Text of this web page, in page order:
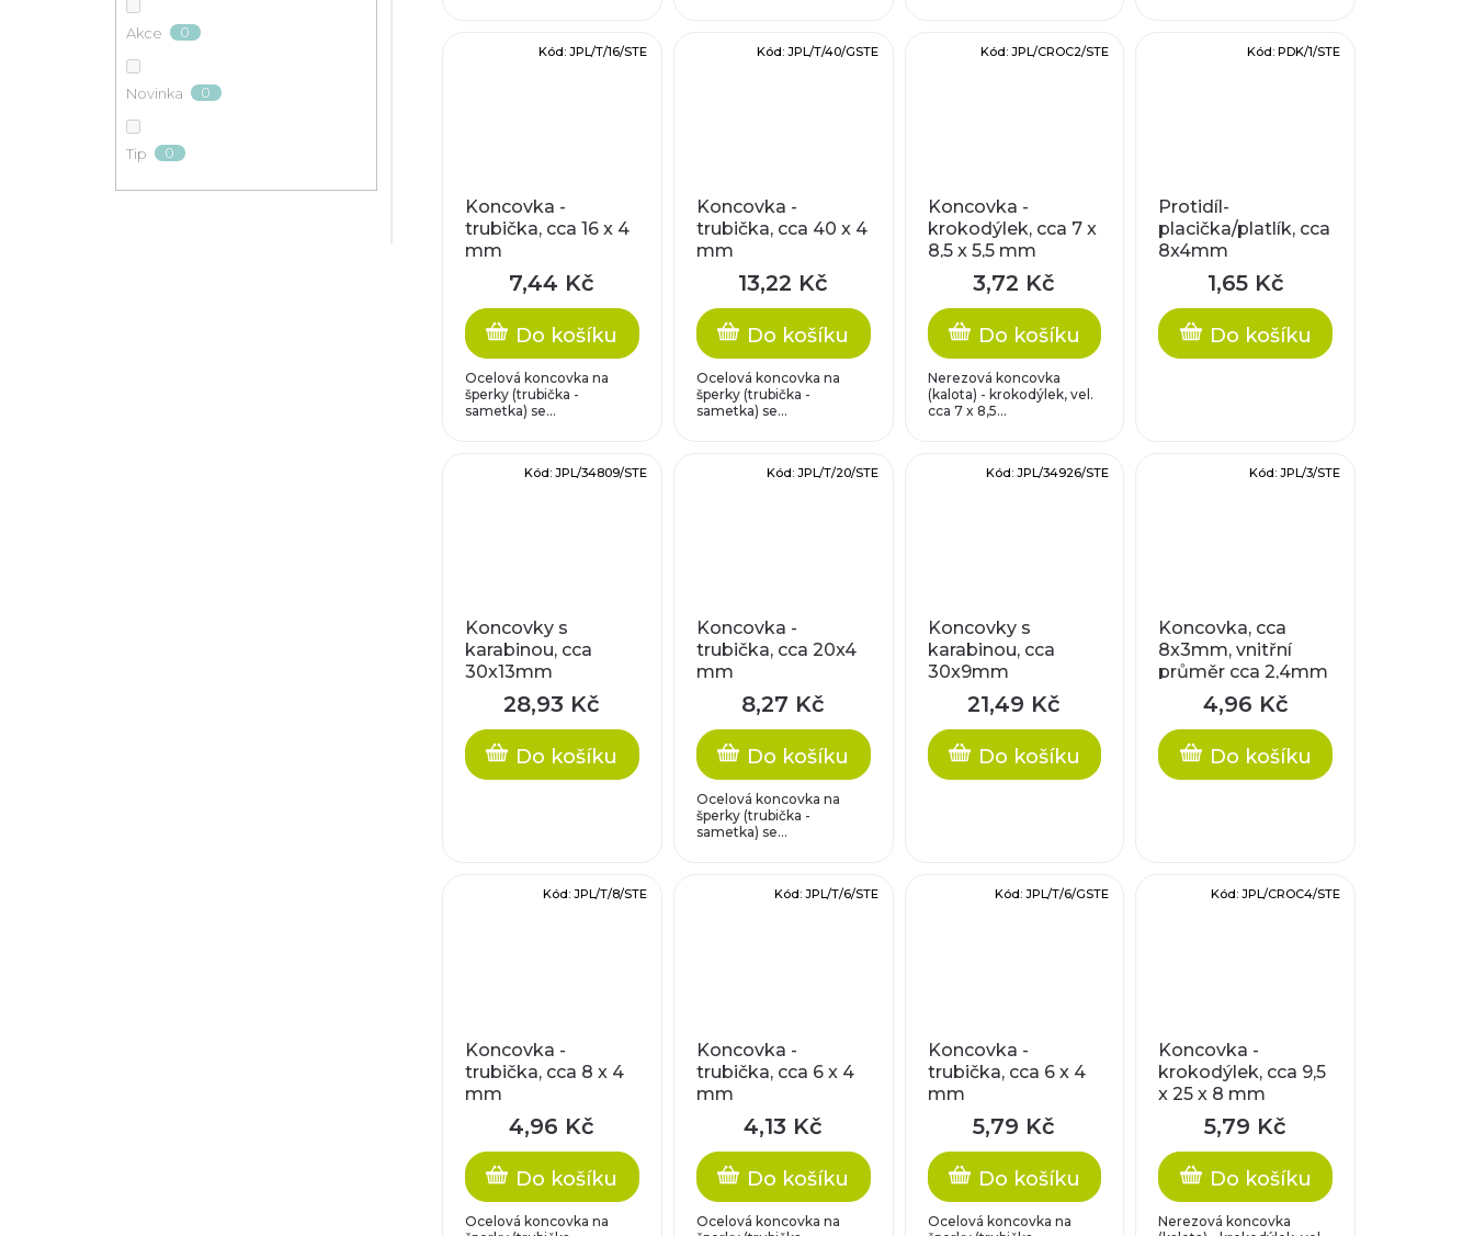
Akce 0
Novinka 0
Tip 0
Koncovka -
trubička, cca 16 x 4
mm
7,44 Kč
Do košíku
Ocelová koncovka na
šperky (trubička -
sametka) se...
Kód: JPL/T/16/STE
Koncovka -
trubička, cca 40 x 4
mm
13,22 Kč
Do košíku
Ocelová koncovka na
šperky (trubička -
sametka) se...
Kód: JPL/T/40/GSTE
Koncovka -
krokodýlek, cca 7 x
8,5 x 5,5 mm
3,72 Kč
Do košíku
Nerezová koncovka
(kalota) - krokodýlek, vel.
cca 7 x 8,5...
Kód:JPL/CROC2/STE
Protidíl-
placička/platlík, cca
8x4mm
1,65 Kč
Do košíku
Kód: PDK/1/STE
Koncovky s
karabinou, cca
30x13mm
28,93 Kč
Do košíku
Kód: JPL/34809/STE
Koncovka -
trubička, cca 20x4
mm
8,27 Kč
Do košíku
Ocelová koncovka na
šperky (trubička -
sametka) se...
Kód: JPL/T/20/STE
Koncovky s
karabinou, cca
30x9mm
21,49 Kč
Do košíku
Kód:JPL/34926/STE
Koncovka, cca
8x3mm, vnitřní
průměr cca 2,4mm
4,96 Kč
Do košíku
Kód: JPL/3/STE
Koncovka -
trubička, cca 8 x 4
mm
4,96 Kč
Do košíku
Ocelová koncovka na
Kód: JPL/T/8/STE
Koncovka -
trubička, cca 6 x 4
mm
4,13 Kč
Do košíku
Ocelová koncovka na
Kód: JPL/T/6/STE
Koncovka -
trubička, cca 6 x 4
mm
5,79 Kč
Do košíku
Ocelová koncovka na
Kód:JPL/T/6/GSTE
Koncovka -
krokodýlek, cca 9,5
x 25 x 8 mm
5,79 Kč
Do košíku
Nerezová koncovka
Kód: JPL/CROC4/STE